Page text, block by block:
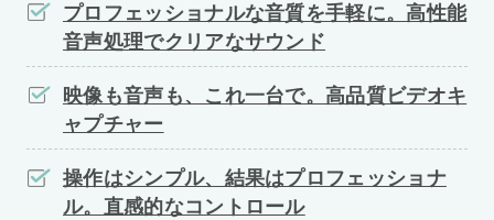
プロフェッショナルな音質を手軽に。高性能
音声処理でクリアなサウンド
映像も音声も、これ一台で。高品質ビデオキ
ャプチャー
操作はシンプル、結果はプロフェッショナ
ル。直感的なコントロール